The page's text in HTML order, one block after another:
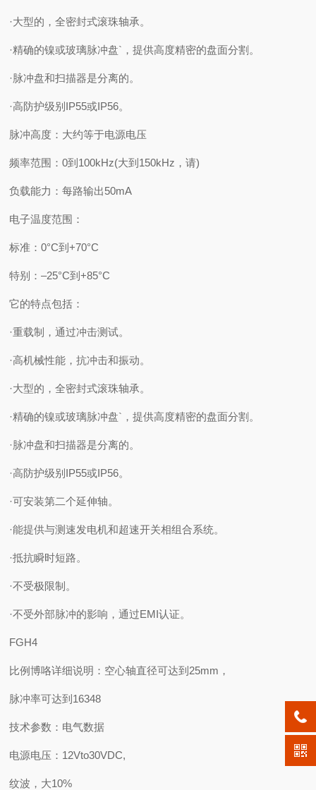
·大型的，全密封式滚珠轴承。
·精确的镍或玻璃脉冲盘`，提供高度精密的盘面分割。
·脉冲盘和扫描器是分离的。
·高防护级别IP55或IP56。
脉冲高度：大约等于电源电压
频率范围：0到100kHz(大到150kHz，请)
负载能力：每路输出50mA
电子温度范围：
标准：0°C到+70°C
特别：–25°C到+85°C
它的特点包括：
·重载制，通过冲击测试。
·高机械性能，抗冲击和振动。
·大型的，全密封式滚珠轴承。
·精确的镍或玻璃脉冲盘`，提供高度精密的盘面分割。
·脉冲盘和扫描器是分离的。
·高防护级别IP55或IP56。
·可安装第二个延伸轴。
·能提供与测速发电机和超速开关相组合系统。
·抵抗瞬时短路。
·不受极限制。
·不受外部脉冲的影响，通过EMI认证。
FGH4
比例博咯详细说明：空心轴直径可达到25mm，
脉冲率可达到16348
技术参数：电气数据
电源电压：12Vto30VDC,
纹波，大10%